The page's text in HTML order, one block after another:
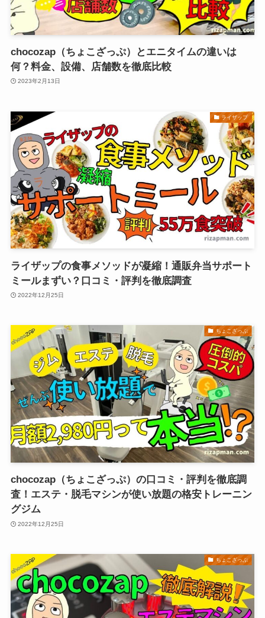
chocozap（ちょこざっぷ）とエニタイムの違いは
何？料金、設備、店舗数を徹底比較
2023年2月13日
ライザップ
ライザップの食事メソッドが凝縮！通販弁当サポート
ミールまずい？口コミ・評判を徹底調査
2022年12月25日
ちょこざっぷ
chocozap（ちょこざっぷ）の口コミ・評判を徹底調
査！エステ・脱毛マシンが使い放題の格安トレーニン
グジム
2022年12月25日
ちょこざっぷ